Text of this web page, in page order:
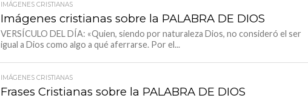
IMÁGENES CRISTIANAS
Imágenes cristianas sobre la PALABRA DE DIOS
VERSÍCULO DEL DÍA: «Quien, siendo por naturaleza Dios, no consideró el ser
igual a Dios como algo a qué aferrarse. Por el...
IMÁGENES CRISTIANAS
Frases Cristianas sobre la PALABRA DE DIOS